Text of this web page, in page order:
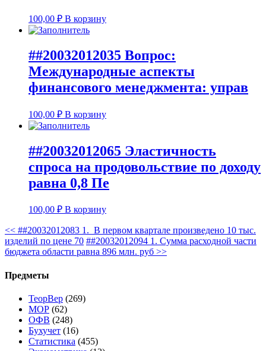
100,00 ₽ В корзину
##20032012035 Вопрос:
Международные аспекты
финансового менеджмента: управ
100,00 ₽ В корзину
##20032012065 Эластичность
спроса на продовольствие по доходу
равна 0,8 Пе
100,00 ₽ В корзину
<< ##20032012083 1. В первом квартале произведено 10 тыс.
изделий по цене 70 ##20032012094 1. Сумма расходной части
бюджета области равна 896 млн. руб >>
Предметы
ТеорВер (269)
МОР (62)
ОФВ (248)
Бухучет (16)
Статистика (455)